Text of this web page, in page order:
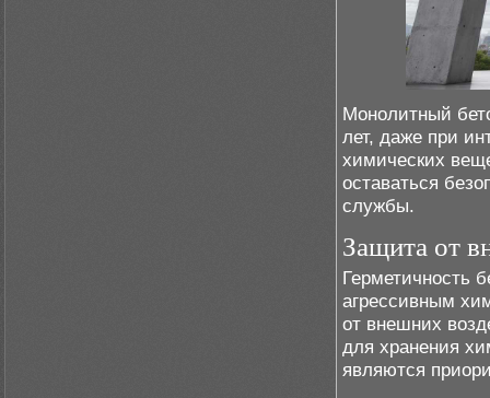
Монолитный
лет, даже при
химических
оставаться
службы.
Защита от
Герметичность
агрессивным
от внешних
для хранения
являются